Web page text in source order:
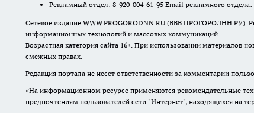
Рекламный отдел: 8-920-004-61-95 Email рекламного
Сетевое издание WWW.PROGORODNN.RU (ВВВ.ПРОГОРОДНН.РУ).
информационных технологий и массовых коммуникаций.
Возрастная категория сайта 16+. При использовании материалов
смежных правах.
Редакция портала не несет ответственности за комментарии
«На информационном ресурсе применяются рекомендательные
предпочтениям пользователей сети "Интернет", находящихся на